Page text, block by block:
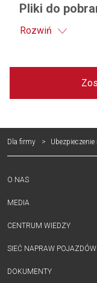
Pliki do
Rozwiń
Dla firmy Ubezpieczenie
O NAS
MEDIA
CENTRUM WIEDZY
SIEĆ NAPRAW
DOKUMENTY